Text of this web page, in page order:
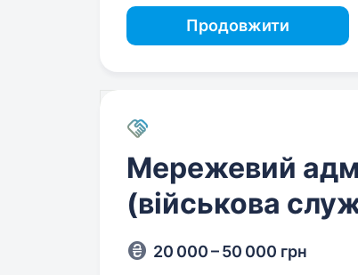
Продовжити
Мережевий
(військова
20 000 – 50 000 грн